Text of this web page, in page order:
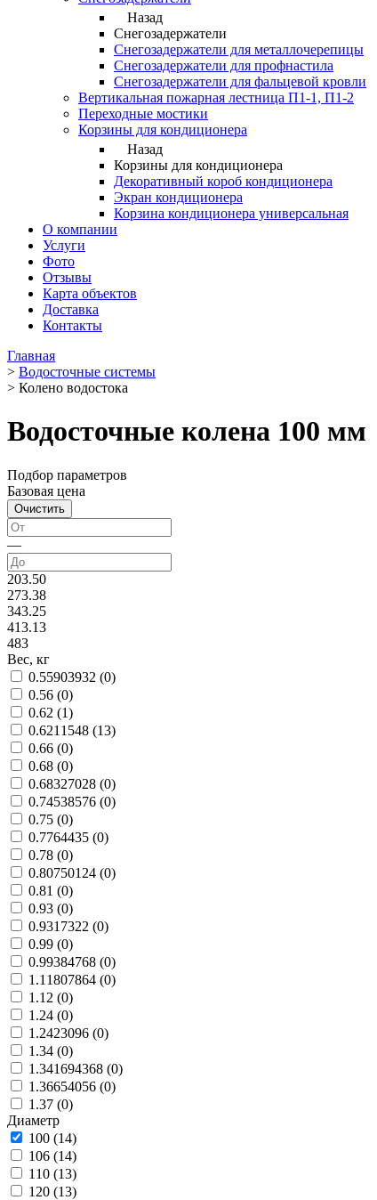
Назад
Снегозадержатели
Снегозадержатели для металлочерепицы
Снегозадержатели для профнастила
Снегозадержатели для фальцевой кровли
Вертикальная пожарная лестница П1-1, П1-2
Переходные мостики
Корзины для кондиционера
Назад
Корзины для кондиционера
Декоративный короб кондиционера
Экран кондиционера
Корзина кондиционера универсальная
О компании
Услуги
Фото
Отзывы
Карта объектов
Доставка
Контакты
Главная
> Водосточные системы
> Колено водостока
Водосточные колена 100 мм
Подбор параметров
Базовая цена
—
203.50
273.38
343.25
413.13
483
Вес, кг
0.55903932 (0)
0.56 (0)
0.62 (1)
0.6211548 (13)
0.66 (0)
0.68 (0)
0.68327028 (0)
0.74538576 (0)
0.75 (0)
0.7764435 (0)
0.78 (0)
0.80750124 (0)
0.81 (0)
0.93 (0)
0.9317322 (0)
0.99 (0)
0.99384768 (0)
1.11807864 (0)
1.12 (0)
1.24 (0)
1.2423096 (0)
1.34 (0)
1.341694368 (0)
1.36654056 (0)
1.37 (0)
Диаметр
100 (14)
106 (14)
110 (13)
120 (13)